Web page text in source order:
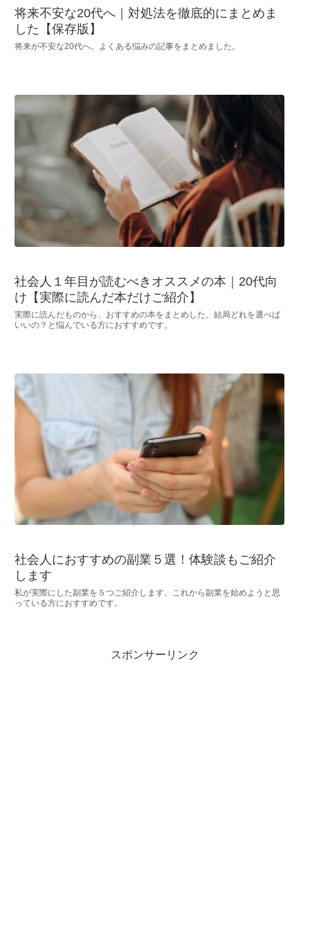
将来不安な20代へ｜対処法を徹底的にまとめま
した【保存版】
将来が不安な20代へ。よくある悩みの記事をまとめました。
社会人１年目が読むべきオススメの本｜20代向
け【実際に読んだ本だけご紹介】
実際に読んだものから、おすすめの本をまとめした。結局どれを選べば
いいの？と悩んでいる方におすすめです。
社会人におすすめの副業５選！体験談もご紹介
します
私が実際にした副業を５つご紹介します。これから副業を始めようと思
っている方におすすめです。
スポンサーリンク